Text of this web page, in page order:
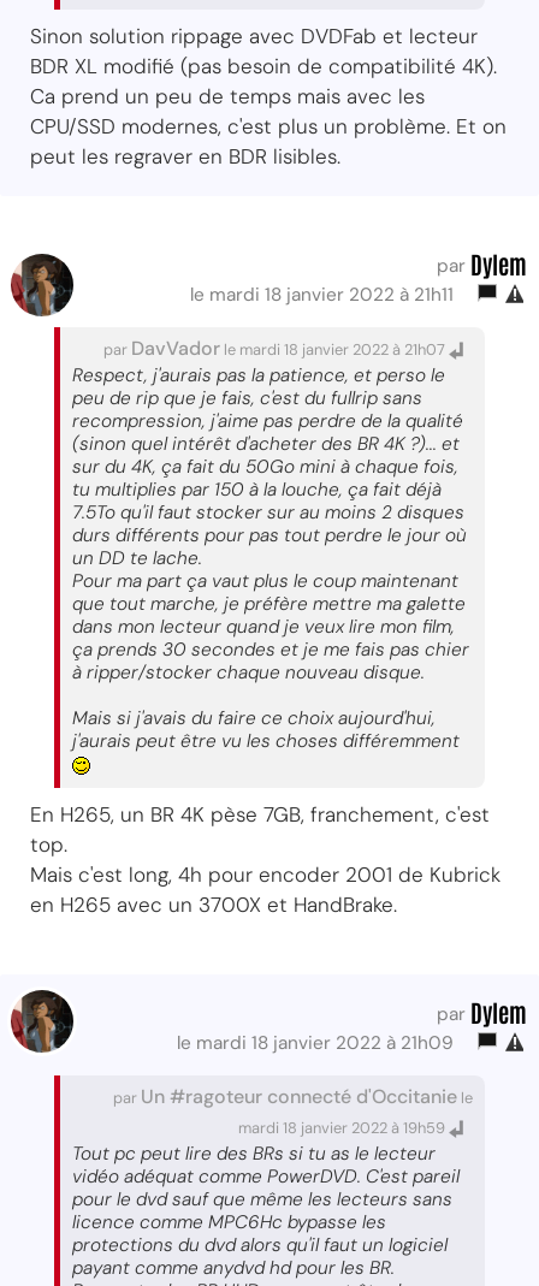
Sinon solution rippage avec DVDFab et lecteur
BDR XL modifié (pas besoin de compatibilité 4K).
Ca prend un peu de temps mais avec les
CPU/SSD modernes, c'est plus un problème. Et on
peut les regraver en BDR lisibles.
par Dylem
le mardi 18 janvier 2022 à 21h11
par DavVador le mardi 18 janvier 2022 à 21h07
Respect, j'aurais pas la patience, et perso le
peu de rip que je fais, c'est du fullrip sans
recompression, j'aime pas perdre de la qualité
(sinon quel intérêt d'acheter des BR 4K ?)... et
sur du 4K, ça fait du 50Go mini à chaque fois,
tu multiplies par 150 à la louche, ça fait déjà
7.5To qu'il faut stocker sur au moins 2 disques
durs différents pour pas tout perdre le jour où
un DD te lache.
Pour ma part ça vaut plus le coup maintenant
que tout marche, je préfère mettre ma galette
dans mon lecteur quand je veux lire mon film,
ça prends 30 secondes et je me fais pas chier
à ripper/stocker chaque nouveau disque.
Mais si j'avais du faire ce choix aujourd'hui,
j'aurais peut être vu les choses différemment
En H265, un BR 4K pèse 7GB, franchement, c'est
top.
Mais c'est long, 4h pour encoder 2001 de Kubrick
en H265 avec un 3700X et HandBrake.
par Dylem
le mardi 18 janvier 2022 à 21h09
par Un #ragoteur connecté d'Occitanie le
mardi 18 janvier 2022 à 19h59
Tout pc peut lire des BRs si tu as le lecteur
vidéo adéquat comme PowerDVD. C'est pareil
pour le dvd sauf que même les lecteurs sans
licence comme MPC6Hc bypasse les
protections du dvd alors qu'il faut un logiciel
payant comme anydvd hd pour les BR.